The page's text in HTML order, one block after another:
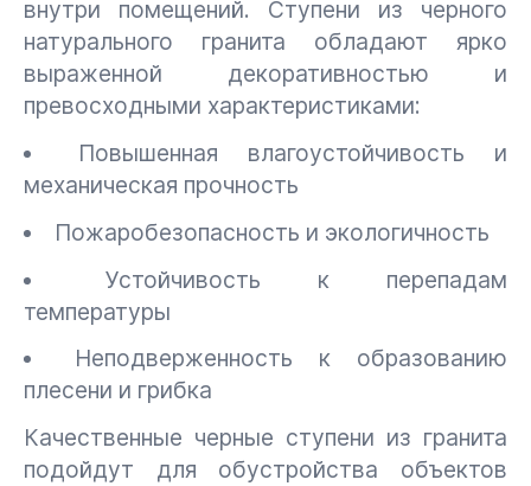
внутри помещений. Ступени из черного
натурального гранита обладают ярко
выраженной декоративностью и
превосходными характеристиками:
Повышенная влагоустойчивость и
механическая прочность
Пожаробезопасность и экологичность
Устойчивость к перепадам
температуры
Неподверженность к образованию
плесени и грибка
Качественные черные ступени из гранита
подойдут для обустройства объектов